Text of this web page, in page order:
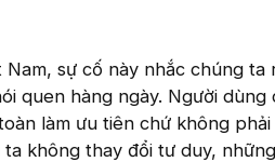
sự cố này nhắc chúng ta
quen hàng ngày. Người dùng
làm ưu tiên chứ không phải
không thay đổi tư duy,